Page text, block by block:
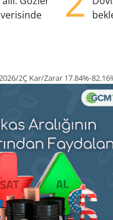
2Ç Kar/Zarar 17.84%-